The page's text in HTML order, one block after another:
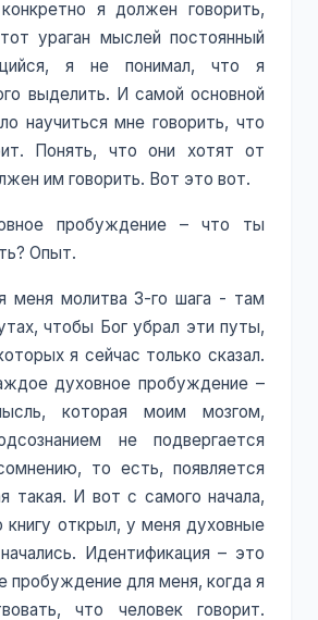
я должен говорить,
ураган мыслей постоянный
я не понимал, что я
выделить. И самой основной
научиться мне говорить, что
Понять, что они хотят от
им говорить. Вот это вот.
пробуждение – что ты
Опыт.
меня молитва 3-го шага - там
чтобы Бог убрал эти путы,
я сейчас только сказал.
духовное пробуждение –
которая моим мозгом,
не подвергается
то есть, появляется
такая. И вот с самого начала,
книгу открыл, у меня духовные
Идентификация – это
пробуждение для меня, когда я
что человек говорит.